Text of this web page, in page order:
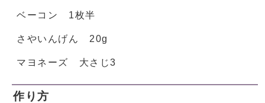
ベーコン 1枚半
さやいんげん 20g
マヨネーズ 大さじ3
作り方